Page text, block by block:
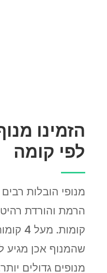
הזמינו
לפי קומה
מנופי הובלות
קומות.
שהמנוף אכן מגיע
מנופים גדולים